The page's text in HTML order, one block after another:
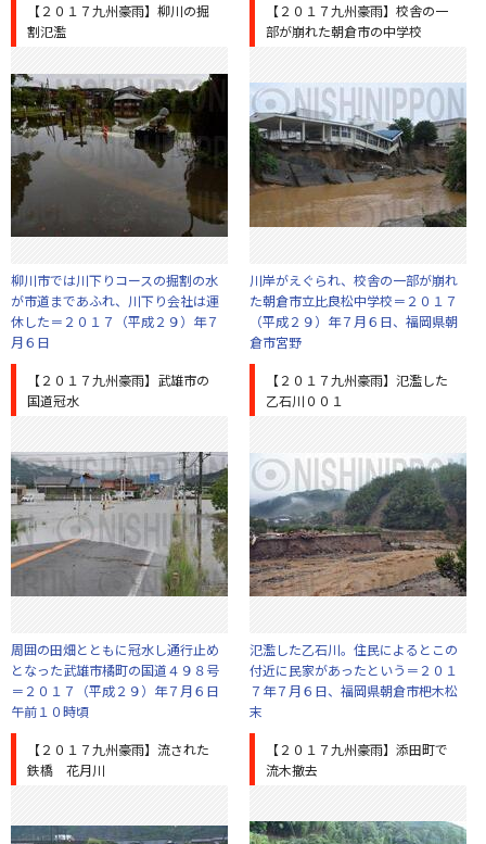
【２０１７九州豪雨】柳川の掘
割氾濫
柳川市では川下りコースの掘割の水
が市道まであふれ、川下り会社は運
休した＝２０１７（平成２９）年７
月６日
【２０１７九州豪雨】校舎の一
部が崩れた朝倉市の中学校
川岸がえぐられ、校舎の一部が崩れ
た朝倉市立比良松中学校＝２０１７
（平成２９）年７月６日、福岡県朝
倉市宮野
【２０１７九州豪雨】武雄市の
国道冠水
周囲の田畑とともに冠水し通行止め
となった武雄市橘町の国道４９８号
＝２０１７（平成２９）年７月６日
午前１０時頃
【２０１７九州豪雨】氾濫した
乙石川００１
氾濫した乙石川。住民によるとこの
付近に民家があったという＝２０１
７年７月６日、福岡県朝倉市杷木松
末
【２０１７九州豪雨】流された
鉄橋 花月川
【２０１７九州豪雨】添田町で
流木撤去